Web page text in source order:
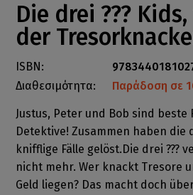
Die drei ???
der
ISBN:
Διαθεσιμότητα:
Παράδοση σε
Justus, Peter und Bob sind beste
Detektive! Zusammen haben die
knifflige Fälle gelöst.Die drei ???
nicht mehr. Wer knackt Tresore
Geld liegen? Das macht doch